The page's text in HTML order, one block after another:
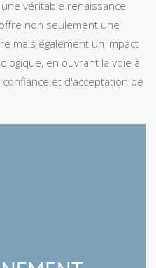
véritable renaissance
non seulement une
mais également un impact
en ouvrant la voie à
et d'acceptation de